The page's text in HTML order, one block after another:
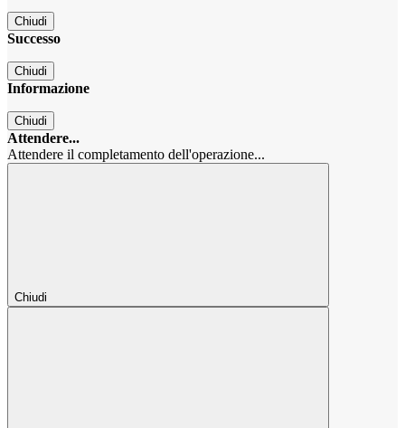
Chiudi
Successo
Chiudi
Informazione
Chiudi
Attendere...
Attendere il completamento dell'operazione...
Chiudi